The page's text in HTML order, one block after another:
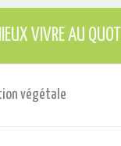
VIVRE AU
végétale